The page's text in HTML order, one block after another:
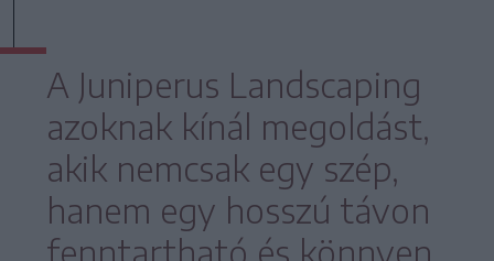
A Juniperus Landscaping
azoknak kínál megoldást,
akik nemcsak egy szép,
hanem egy hosszú távon
fenntartható és könnyen